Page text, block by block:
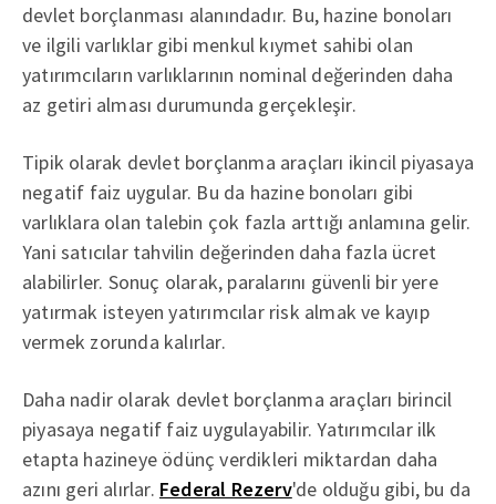
devlet borçlanması alanındadır. Bu, hazine bonoları
ve ilgili varlıklar gibi menkul kıymet sahibi olan
yatırımcıların varlıklarının nominal değerinden daha
az getiri alması durumunda gerçekleşir.
Tipik olarak devlet borçlanma araçları ikincil piyasaya
negatif faiz uygular. Bu da hazine bonoları gibi
varlıklara olan talebin çok fazla arttığı anlamına gelir.
Yani satıcılar tahvilin değerinden daha fazla ücret
alabilirler. Sonuç olarak, paralarını güvenli bir yere
yatırmak isteyen yatırımcılar risk almak ve kayıp
vermek zorunda kalırlar.
Daha nadir olarak devlet borçlanma araçları birincil
piyasaya negatif faiz uygulayabilir. Yatırımcılar ilk
etapta hazineye ödünç verdikleri miktardan daha
azını geri alırlar. Federal Rezerv'de olduğu gibi, bu da